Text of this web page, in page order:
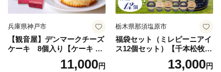
兵庫県神戸市
【観音屋】デンマークチーズ
ケーキ 8個入り【ケーキ チ
ーズケーキ 人気スイーツ お
すすめスイーツ 神戸スイー
11,000円
栃木県那須塩原市
福袋セット（ミレピーニアイ
ス12個セット）【千本松牧
場】 ns025-014-12 【デザー
ト 詰め合わせ ギフト】
13,000円